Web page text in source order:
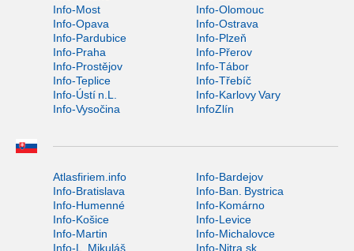
Info-Most
Info-Olomouc
Info-Opava
Info-Ostrava
Info-Pardubice
Info-Plzeň
Info-Praha
Info-Přerov
Info-Prostějov
Info-Tábor
Info-Teplice
Info-Třebíč
Info-Ústí n.L.
Info-Karlovy Vary
Info-Vysočina
InfoZlín
Atlasfiriem.info
Info-Bardejov
Info-Bratislava
Info-Ban. Bystrica
Info-Humenné
Info-Komárno
Info-Košice
Info-Levice
Info-Martin
Info-Michalovce
Info-L. Mikuláš
Info-Nitra.sk